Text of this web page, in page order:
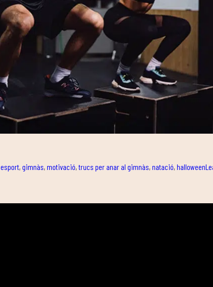
esport, gimnàs, motivació, trucs per anar al gimnàs, natació, halloween